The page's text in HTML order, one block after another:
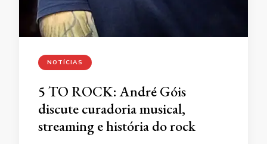
NOTÍCIAS
5 TO ROCK: André Góis
discute curadoria musical,
streaming e história do rock